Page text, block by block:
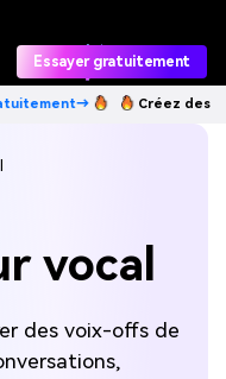
Essayer gratuitement
Créez des images IA à
vocal
des voix-offs de